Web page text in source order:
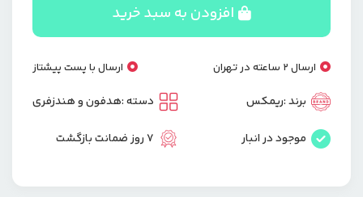
RB-
S20
عدد
افزودن به سبد خرید
ارسال 2 ساعته در تهران ارسال با پست پیشتاز
برند :ریمکس
موجود در انبار
دسته :هدفون و هندزفری
7 روز ضمانت بازگشت